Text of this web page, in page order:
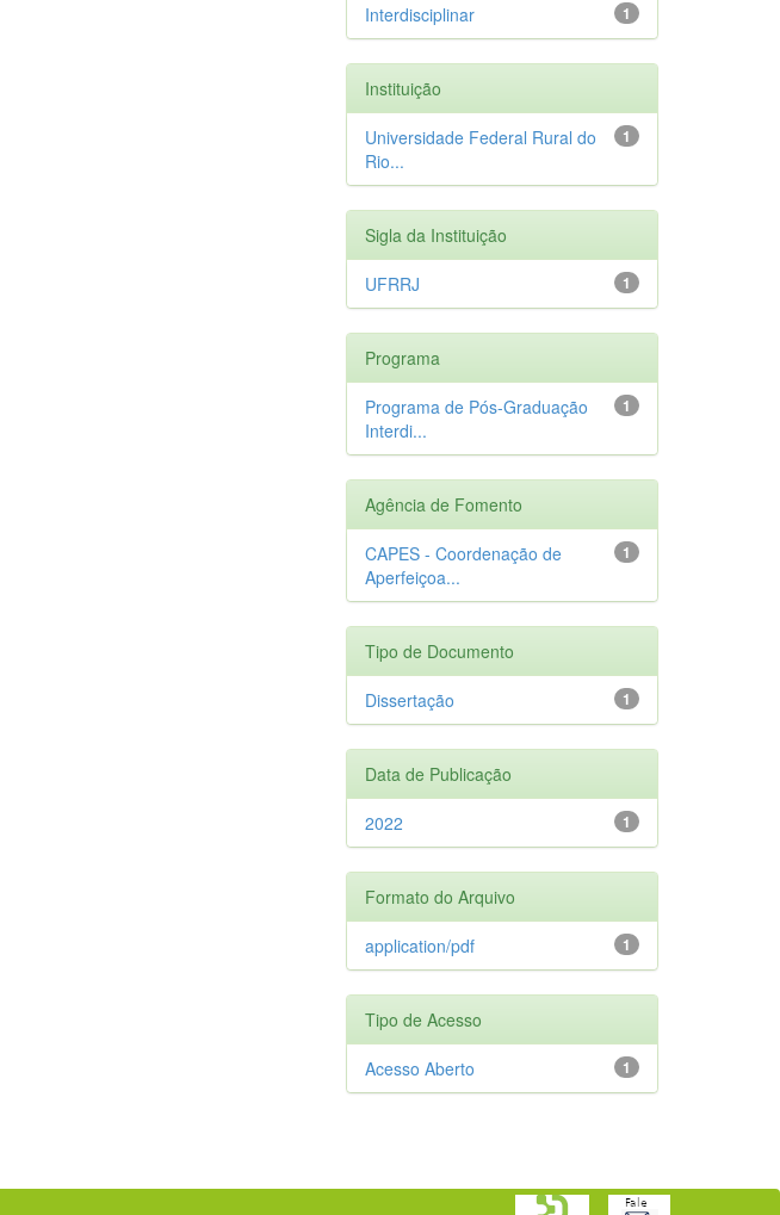
1
Interdisciplinar
Instituição
1
Universidade Federal Rural do
Rio...
Sigla da Instituição
1
UFRRJ
Programa
1
Programa de Pós-Graduação
Interdi...
Agência de Fomento
1
CAPES - Coordenação de
Aperfeiçoa...
Tipo de Documento
1
Dissertação
Data de Publicação
1
2022
Formato do Arquivo
1
application/pdf
Tipo de Acesso
1
Acesso Aberto